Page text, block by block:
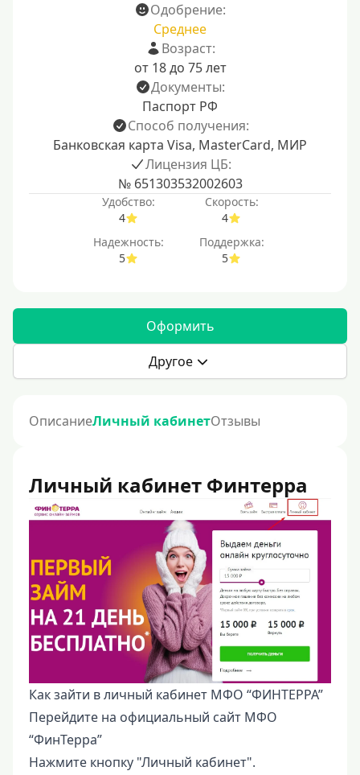
Одобрение:
Среднее
Возраст:
от 18 до 75 лет
Документы:
Паспорт РФ
Способ получения:
Банковская карта Visa, MasterCard, МИР
Лицензия ЦБ:
№ 651303532002603
Удобство:
4
Скорость:
4
Надежность:
5
Поддержка:
5
Оформить
Другое
ОписаниеЛичный кабинетОтзывы
Личный кабинет Финтерра
Как зайти в личный кабинет МФО “ФИНТЕРРА”
Перейдите на официальный сайт МФО
“ФинТерра”
Нажмите кнопку "Личный кабинет".